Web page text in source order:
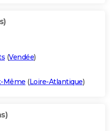
(Vendée)
Même (Loire-Atlantique)